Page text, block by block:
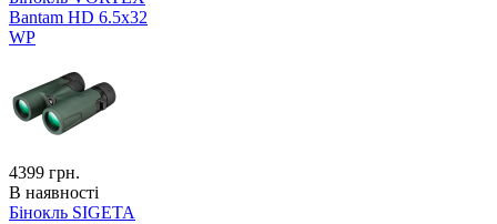
Bantam HD 6.5x32
WP
4399 грн.
В наявності
Бінокль SIGETA